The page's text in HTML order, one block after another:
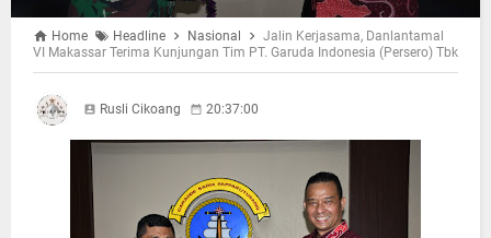
Home Headline Nasional
Jalin Kerjasama, Danlantamal
VI Makassar Terima Kunjungan Tim PT. Garuda Indonesia (Persero) Tbk
Rusli Cikoang 20:37:00